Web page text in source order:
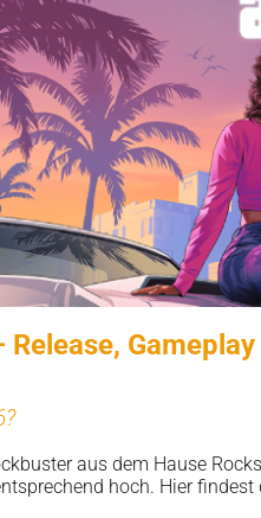
aus dem Hause
hoch. Hier